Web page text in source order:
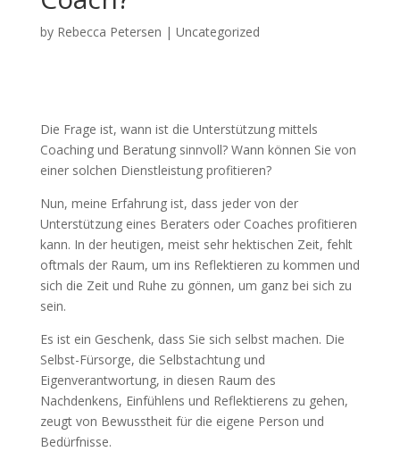
by Rebecca Petersen | Uncategorized
Die Frage ist, wann ist die Unterstützung mittels
Coaching und Beratung sinnvoll? Wann können Sie von
einer solchen Dienstleistung profitieren?
Nun, meine Erfahrung ist, dass jeder von der
Unterstützung eines Beraters oder Coaches profitieren
kann. In der heutigen, meist sehr hektischen Zeit, fehlt
oftmals der Raum, um ins Reflektieren zu kommen und
sich die Zeit und Ruhe zu gönnen, um ganz bei sich zu
sein.
Es ist ein Geschenk, dass Sie sich selbst machen. Die
Selbst-Fürsorge, die Selbstachtung und
Eigenverantwortung, in diesen Raum des
Nachdenkens, Einfühlens und Reflektierens zu gehen,
zeugt von Bewusstheit für die eigene Person und
Bedürfnisse.